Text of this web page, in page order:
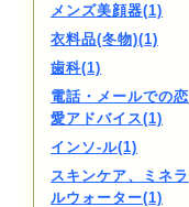
メンズ美顔器(1)
衣料品(冬物)(1)
歯科(1)
電話・メールでの恋
愛アドバイス(1)
インソ-ル(1)
スキンケア、ミネラ
ルウォーター(1)